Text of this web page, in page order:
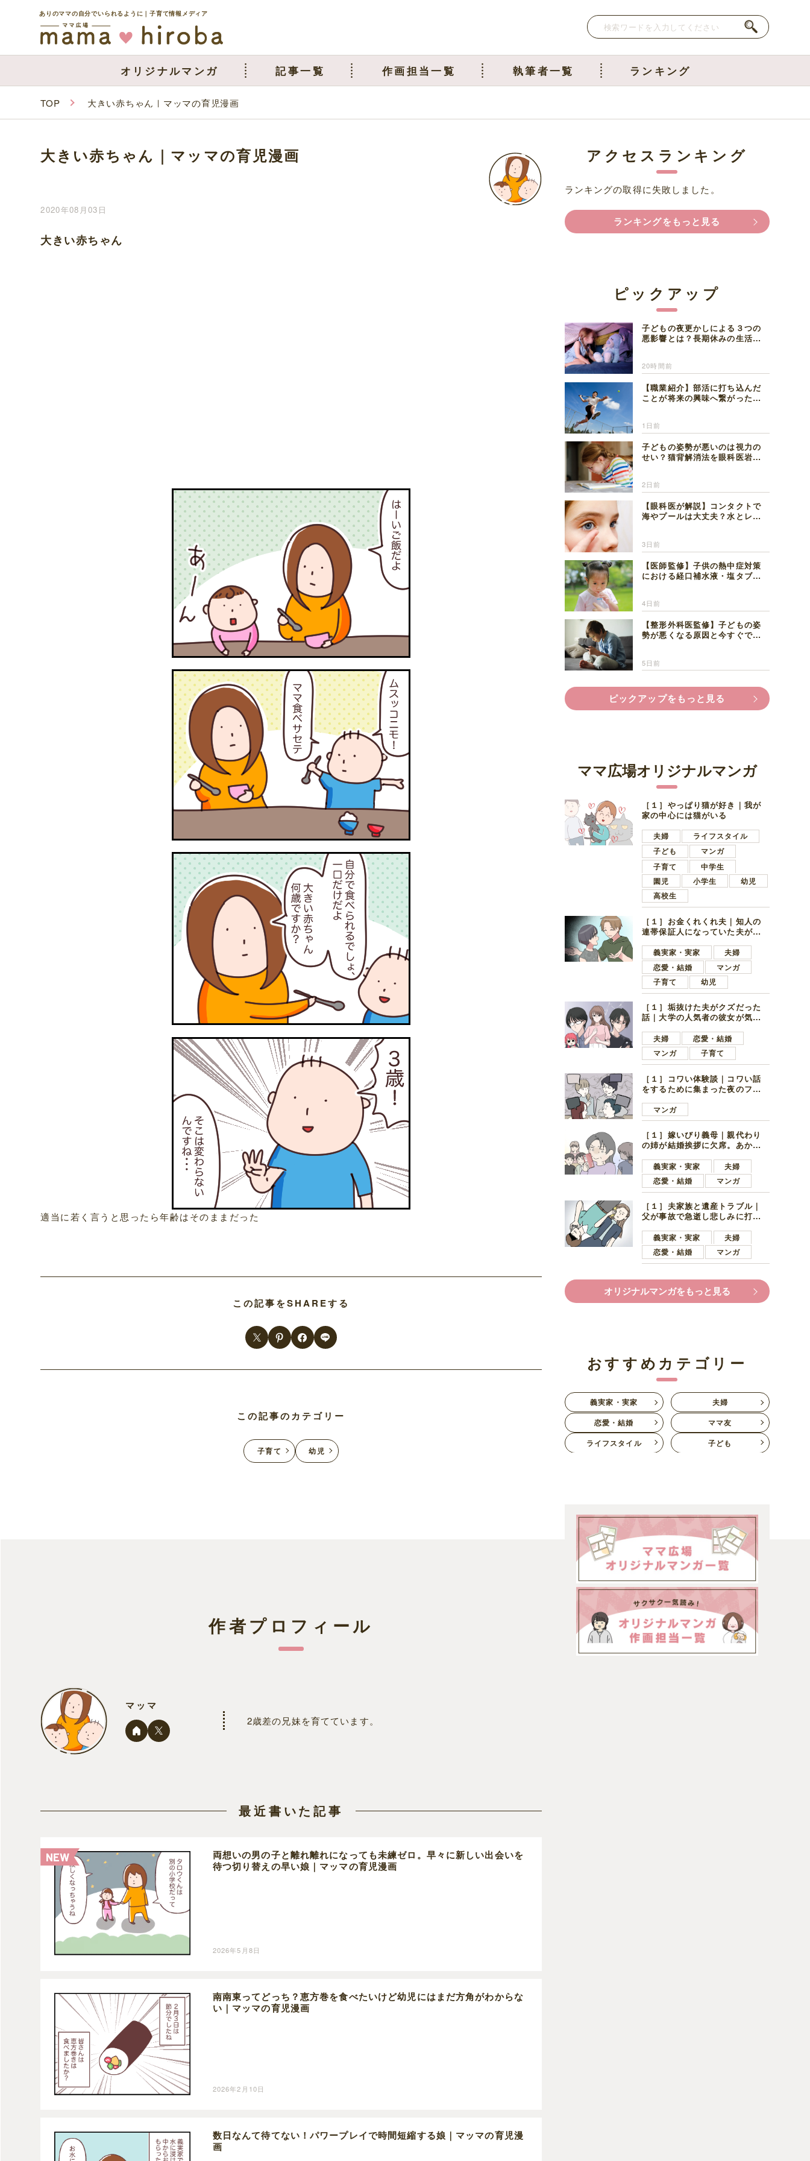
ありのママの自分でいられるように｜子育て情報メディア
オリジナルマンガ 記事一覧 作画担当一覧 執筆者一覧 ランキング
TOP 大きい赤ちゃん｜マッマの育児漫画
大きい赤ちゃん｜マッマの育児漫画
2020年08月03日
大きい赤ちゃん
適当に若く言うと思ったら年齢はそのままだった
この記事をSHAREする
この記事のカテゴリー
子育て 幼児
作者プロフィール
マッマ
2歳差の兄妹を育てています。
最近書いた記事
両想いの男の子と離れ離れになっても未練ゼロ。早々に新しい出会いを
待つ切り替えの早い娘｜マッマの育児漫画
2026年5月8日
南南東ってどっち？恵方巻を食べたいけど幼児にはまだ方角がわからな
い｜マッマの育児漫画
2026年2月10日
数日なんて待てない！パワープレイで時間短縮する娘｜マッマの育児漫
画
アクセスランキング
ランキングの取得に失敗しました。
ランキングをもっと見る
ピックアップ
子どもの夜更かしによる３つの
悪影響とは？長期休みの生活リ
20時間前
【職業紹介】部活に打ち込んだ
ことが将来の興味へ繋がった。
1日前
子どもの姿勢が悪いのは視力の
せい？猫背解消法を眼科医岩見
2日前
【眼科医が解説】コンタクトで
海やプールは大丈夫？水とレン
3日前
【医師監修】子供の熱中症対策
における経口補水液・塩タブレ
4日前
【整形外科医監修】子どもの姿
勢が悪くなる原因と今すぐでき
5日前
ピックアップをもっと見る
ママ広場オリジナルマンガ
［１］やっぱり猫が好き｜我が
家の中心には猫がいる
夫婦
ライフスタイル
子ども
マンガ
子育て
中学生
園児
小学生
幼児
高校生
［１］お金くれくれ夫｜知人の
連帯保証人になっていた夫が家
言ってきた
義実家・実家
夫婦
恋愛・結婚
マンガ
子育て
幼児
［１］垢抜けた夫がクズだった
話｜大学の人気者の彼女が気に
子学生
夫婦
恋愛・結婚
マンガ
子育て
［１］コワい体験談｜コワい話
をするために集まった夜のファ
好きの男の子ママ
マンガ
［１］嫁いびり義母｜親代わり
の姉が結婚挨拶に欠席。あから
義実家・実家
夫婦
恋愛・結婚
マンガ
［１］夫家族と遺産トラブル｜
父が事故で急逝し悲しみに打ち
ます夫
義実家・実家
夫婦
恋愛・結婚
マンガ
オリジナルマンガをもっと見る
おすすめカテゴリー
義実家・実家
夫婦
恋愛・結婚
ママ友
ライフスタイル
子ども